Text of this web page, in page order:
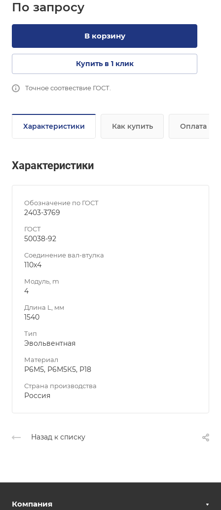
По запросу
В корзину
Купить в 1 клик
Точное соотвествие ГОСТ.
Характеристики Как купить Оплата
Характеристики
Обозначение по ГОСТ
2403-3769
ГОСТ
50038-92
Соединение вал-втулка
110х4
Модуль, m
4
Длина L, мм
1540
Тип
Эвольвентная
Материал
Р6М5, Р6М5К5, Р18
Страна производства
Россия
Назад к списку
Компания